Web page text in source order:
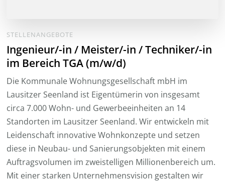
STELLENANGEBOTE
Ingenieur/-in / Meister/-in / Techniker/-in
im Bereich TGA (m/w/d)
Die Kommunale Wohnungsgesellschaft mbH im
Lausitzer Seenland ist Eigentümerin von insgesamt
circa 7.000 Wohn- und Gewerbeeinheiten an 14
Standorten im Lausitzer Seenland. Wir entwickeln mit
Leidenschaft innovative Wohnkonzepte und setzen
diese in Neubau- und Sanierungsobjekten mit einem
Auftragsvolumen im zweistelligen Millionenbereich um.
Mit einer starken Unternehmensvision gestalten wir